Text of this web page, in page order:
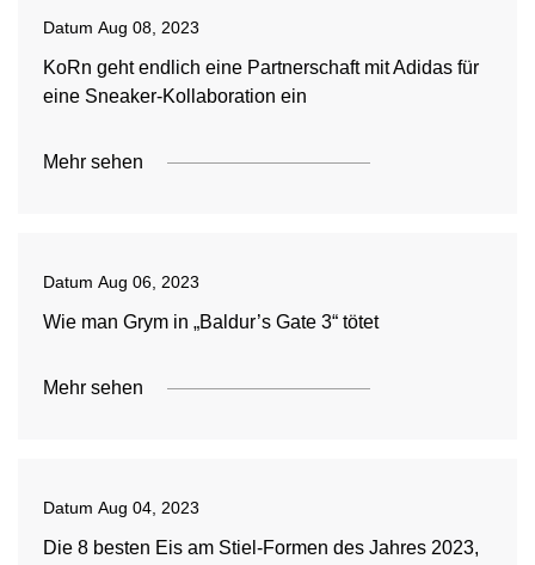
Datum Aug 08, 2023
KoRn geht endlich eine Partnerschaft mit Adidas für
eine Sneaker-Kollaboration ein
Mehr sehen
Datum Aug 06, 2023
Wie man Grym in „Baldur’s Gate 3“ tötet
Mehr sehen
Datum Aug 04, 2023
Die 8 besten Eis am Stiel-Formen des Jahres 2023,